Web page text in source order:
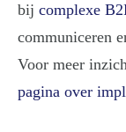
bij complexe
communiceren
Voor meer
pagina over